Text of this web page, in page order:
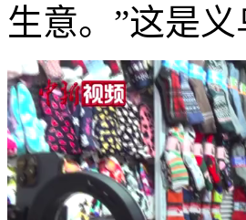
生意。”这是